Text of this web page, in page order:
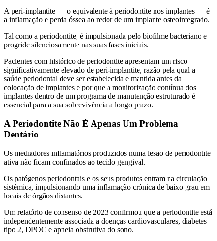
A peri-implantite — o equivalente à periodontite nos implantes — é
a inflamação e perda óssea ao redor de um implante osteointegrado.
Tal como a periodontite, é impulsionada pelo biofilme bacteriano e
progride silenciosamente nas suas fases iniciais.
Pacientes com histórico de periodontite apresentam um risco
significativamente elevado de peri-implantite, razão pela qual a
saúde periodontal deve ser estabelecida e mantida antes da
colocação de implantes e por que a monitorização contínua dos
implantes dentro de um programa de manutenção estruturado é
essencial para a sua sobrevivência a longo prazo.
A Periodontite Não É Apenas Um Problema
Dentário
Os mediadores inflamatórios produzidos numa lesão de periodontite
ativa não ficam confinados ao tecido gengival.
Os patógenos periodontais e os seus produtos entram na circulação
sistémica, impulsionando uma inflamação crónica de baixo grau em
locais de órgãos distantes.
Um relatório de consenso de 2023 confirmou que a periodontite está
independentemente associada a doenças cardiovasculares, diabetes
tipo 2, DPOC e apneia obstrutiva do sono.